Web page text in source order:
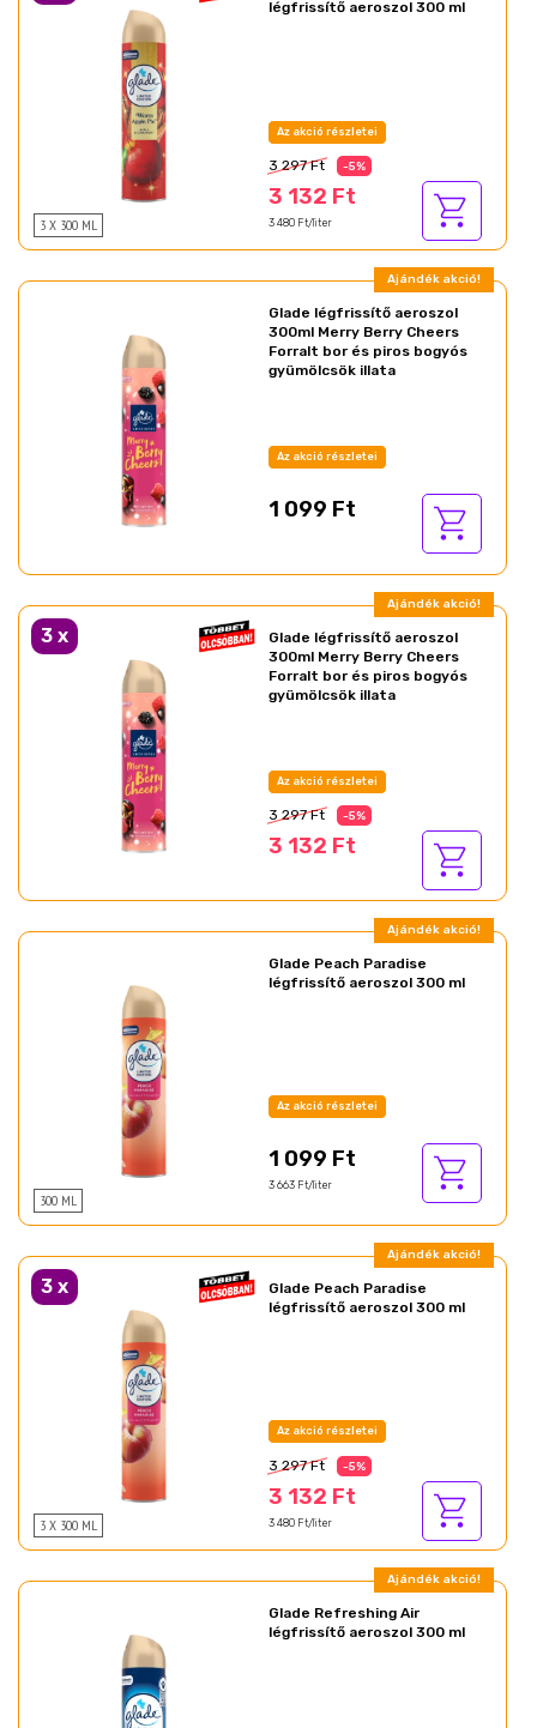
3 X 300 ML
légfrissítő aeroszol 300 ml
Az akció részletei
3 297 Ft -5%
3 132 Ft
3 480 Ft/liter
Ajándék akció!
Glade légfrissítő aeroszol
300ml Merry Berry Cheers
Forralt bor és piros bogyós
gyümölcsök illata
Az akció részletei
1 099 Ft
Ajándék akció!
3 x
Glade légfrissítő aeroszol
300ml Merry Berry Cheers
Forralt bor és piros bogyós
gyümölcsök illata
Az akció részletei
3 297 Ft -5%
3 132 Ft
Ajándék akció!
300 ML
Glade Peach Paradise
légfrissítő aeroszol 300 ml
Az akció részletei
1 099 Ft
3 663 Ft/liter
Ajándék akció!
3 x
3 X 300 ML
Glade Peach Paradise
légfrissítő aeroszol 300 ml
Az akció részletei
3 297 Ft -5%
3 132 Ft
3 480 Ft/liter
Ajándék akció!
Glade Refreshing Air
légfrissítő aeroszol 300 ml